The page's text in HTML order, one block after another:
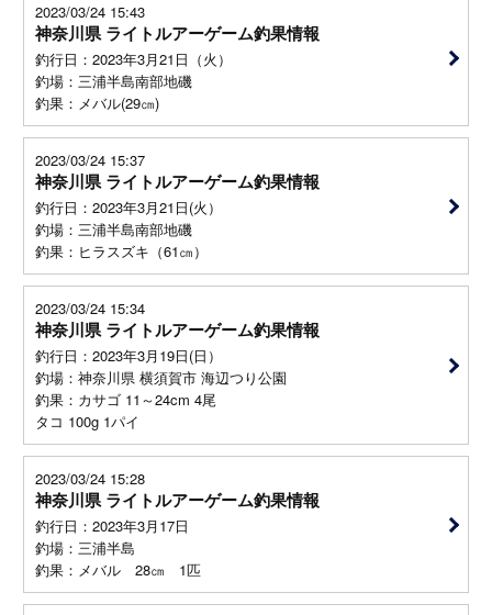
2023/03/24 15:43
神奈川県 ライトルアーゲーム釣果情報
釣行日：2023年3月21日（火）
釣場：三浦半島南部地磯
釣果：メバル(29㎝)
2023/03/24 15:37
神奈川県 ライトルアーゲーム釣果情報
釣行日：2023年3月21日(火）
釣場：三浦半島南部地磯
釣果：ヒラスズキ（61㎝）
2023/03/24 15:34
神奈川県 ライトルアーゲーム釣果情報
釣行日：2023年3月19日(日）
釣場：神奈川県 横須賀市 海辺つり公園
釣果：カサゴ 11～24cm 4尾
タコ 100g 1パイ
2023/03/24 15:28
神奈川県 ライトルアーゲーム釣果情報
釣行日：2023年3月17日
釣場：三浦半島
釣果：メバル 28㎝ 1匹